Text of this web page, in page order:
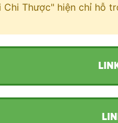
Chi Thược" hiện chỉ